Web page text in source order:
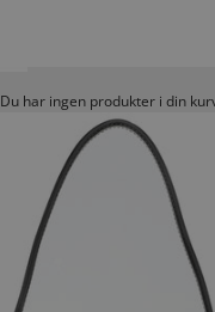
Du har ingen produkter i din